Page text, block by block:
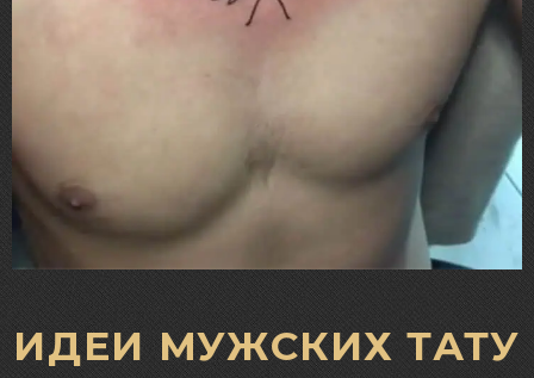
ИДЕИ МУЖСКИХ ТАТУ